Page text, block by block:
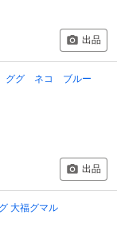
出品
ググ ネコ ブルー
出品
大福グマル